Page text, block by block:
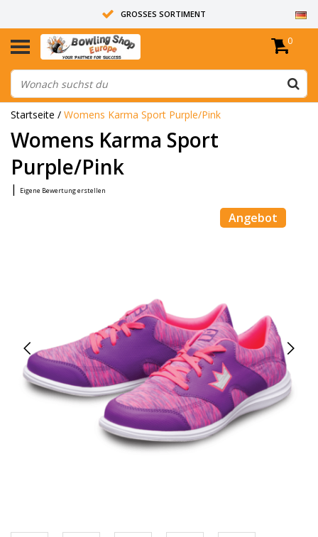
GROSSES SORTIMENT
14 TAGE RÜCKGABERECHT
ALLE BOWLINGKUGELN SIND UNGEBOHRT
0
Startseite / Womens Karma Sport Purple/Pink
Womens Karma Sport
Purple/Pink
| Eigene Bewertung erstellen
Angebot